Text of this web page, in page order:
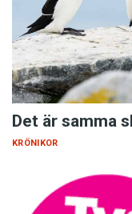
Det är samma
KRÖNIKOR